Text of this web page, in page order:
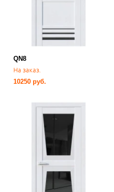
QN8
На заказ.
10250 руб.